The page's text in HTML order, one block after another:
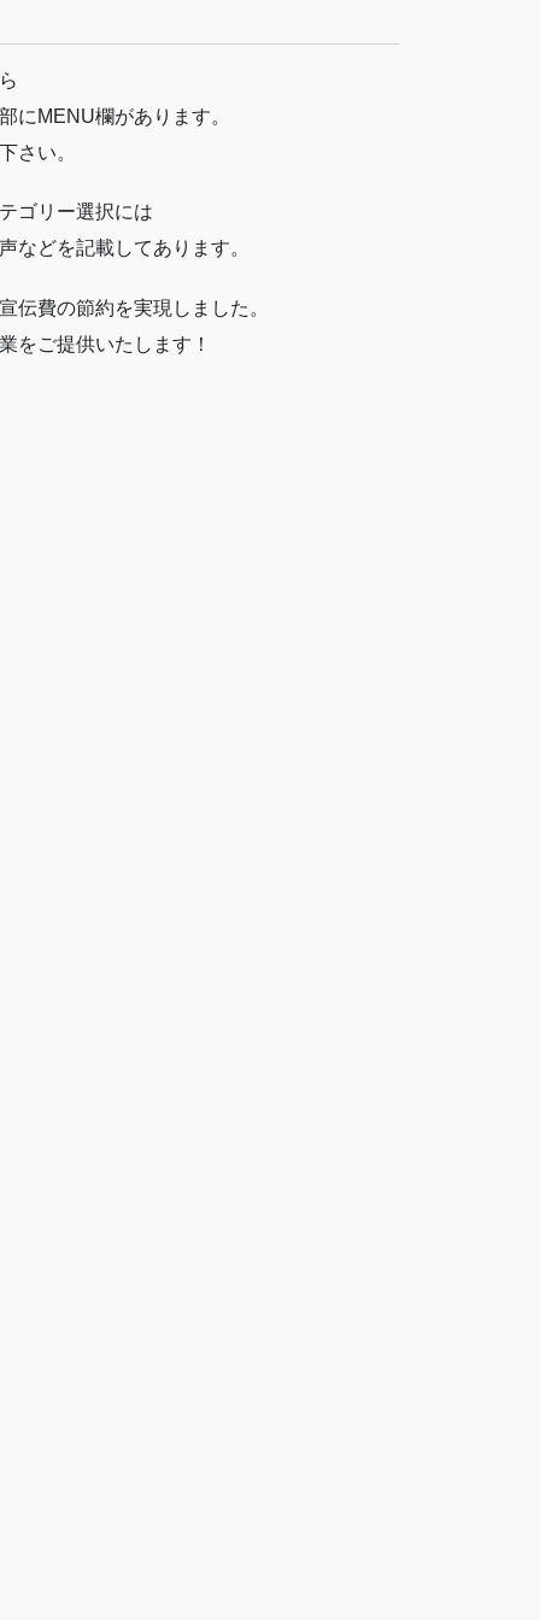
にMENU欄があります。
さい。
ゴリー選択には
などを記載してあります。
伝費の節約を実現しました。
をご提供いたします！